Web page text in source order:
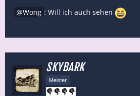
Wong : Will ich auch sehen
SKYBARK
Meister